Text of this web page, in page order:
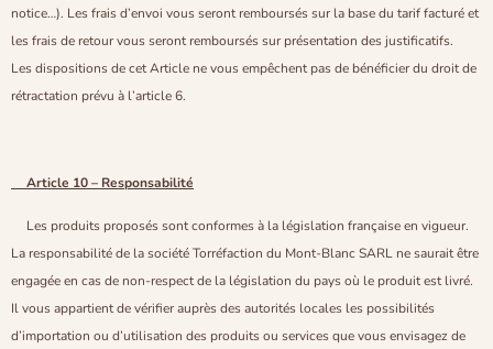
notice…). Les frais d’envoi vous seront remboursés sur la base du tarif facturé et
les frais de retour vous seront remboursés sur présentation des justificatifs.
Les dispositions de cet Article ne vous empêchent pas de bénéficier du droit de
rétractation prévu à l’article 6.
Article 10 – Responsabilité
Les produits proposés sont conformes à la législation française en vigueur.
La responsabilité de la société Torréfaction du Mont-Blanc SARL ne saurait être
engagée en cas de non-respect de la législation du pays où le produit est livré.
Il vous appartient de vérifier auprès des autorités locales les possibilités
d’importation ou d’utilisation des produits ou services que vous envisagez de